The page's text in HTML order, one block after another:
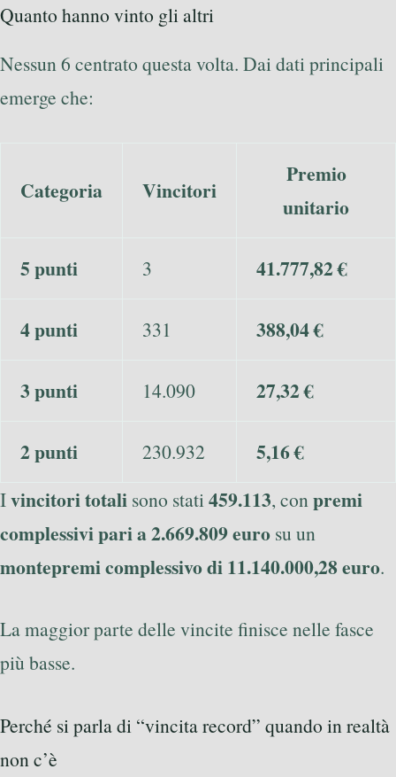
Quanto hanno vinto gli altri
Nessun 6 centrato questa volta. Dai dati principali
emerge che:
Categoria Vincitori
Premio
unitario
5 punti 3 41.777,82 €
4 punti 331 388,04 €
3 punti 14.090 27,32 €
2 punti 230.932 5,16 €
Ivincitori totali sono stati459.113, conpremi
complessivi pari a 2.669.809 euro su un
montepremi complessivo di 11.140.000,28 euro.
La maggior parte delle vincite finisce nelle fasce
più basse.
Perché si parla di “vincita record” quando in realtà
non c’è